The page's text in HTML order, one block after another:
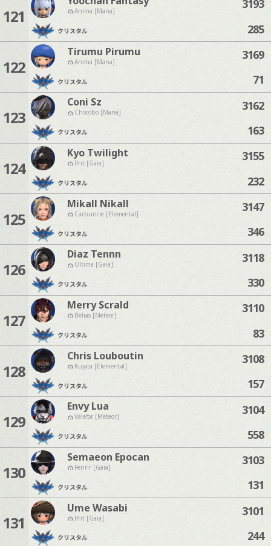
121 Anima [Mana]
クリスタル
3193
285
122
Tirumu Pirumu
Anima [Mana]
クリスタル
3169
71
123
Coni Sz
Chocobo [Mana]
クリスタル
3162
163
124
Kyo Twilight
Ifrit [Gaia]
クリスタル
3155
232
125
Mikall Nikall
Carbuncle [Elemental]
クリスタル
3147
346
126
Diaz Tennn
Ultima [Gaia]
クリスタル
3118
330
127
Merry Scrald
Belias [Meteor]
クリスタル
3110
83
128
Chris Louboutin
Kujata [Elemental]
クリスタル
3108
157
129
Envy Lua
Valefor [Meteor]
クリスタル
3104
558
130
Semaeon Epocan
Fenrir [Gaia]
クリスタル
3103
131
131
Ume Wasabi
Ifrit [Gaia]
クリスタル
3101
244